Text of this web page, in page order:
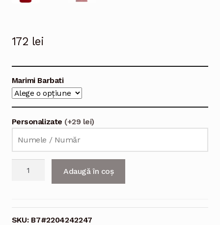
172 lei
Marimi Barbati
Personalizate (+29 lei)
Adaugă în coș
SKU: B7#2204242247